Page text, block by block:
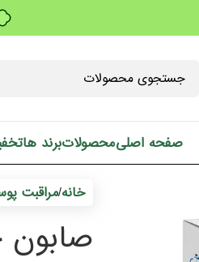
صفحه اصلیمحصولاتبرند ها
خانه/مراقبت
صابون